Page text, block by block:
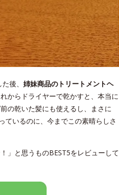
後、 姉妹商品のトリートメントヘ
からドライヤーで乾かすと、本当に
の乾いた髪にも使えるし、まさに
いるのに、今までこの素晴らしさ
」と思うものBEST5をレビューして